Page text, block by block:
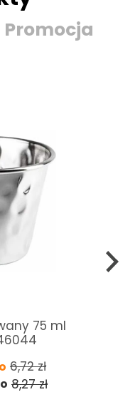
Promocja
pieca
parowego
10L
netto 335,29
brutto 412,41